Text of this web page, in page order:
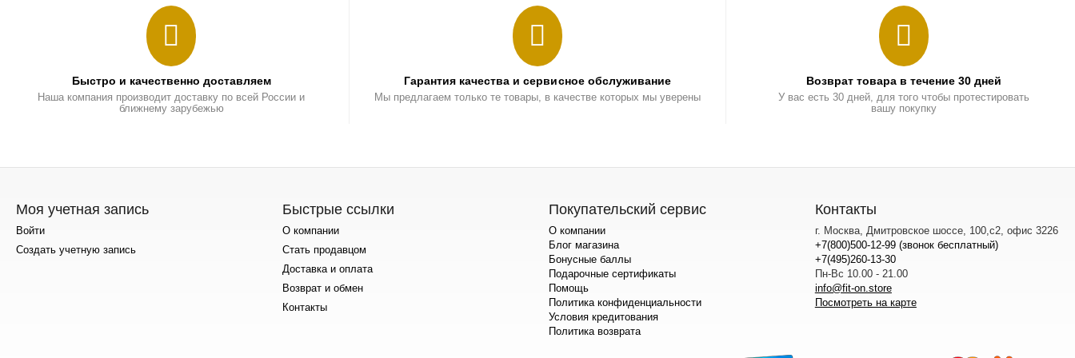
Быстро и качественно доставляем
Наша компания производит доставку по всей России и
ближнему зарубежью
Гарантия качества и сервисное обслуживание
Мы предлагаем только те товары, в качестве которых мы уверены
Возврат товара в течение 30 дней
У вас есть 30 дней, для того чтобы протестировать
вашу покупку
Моя учетная запись
Войти
Создать учетную запись
Быстрые ссылки
О компании
Стать продавцом
Доставка и оплата
Возврат и обмен
Контакты
Покупательский сервис
О компании
Блог магазина
Бонусные баллы
Подарочные сертификаты
Помощь
Политика конфиденциальности
Условия кредитования
Политика возврата
Контакты
г. Москва, Дмитровское шоссе, 100,с2, офис 3226
+7(800)500-12-99 (звонок бесплатный)
+7(495)260-13-30
Пн-Вс 10.00 - 21.00
info@fit-on.store
Посмотреть на карте